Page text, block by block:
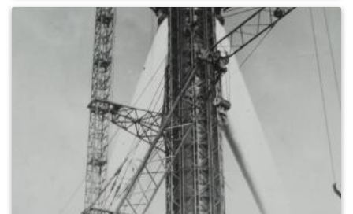
0 574